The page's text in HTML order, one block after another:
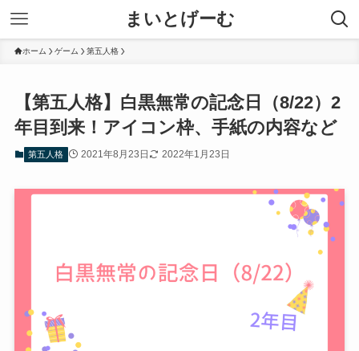
まいとげーむ
ホーム ゲーム 第五人格
【第五人格】白黒無常の記念日（8/22）2
年目到来！アイコン枠、手紙の内容など
第五人格 2021年8月23日 2022年1月23日